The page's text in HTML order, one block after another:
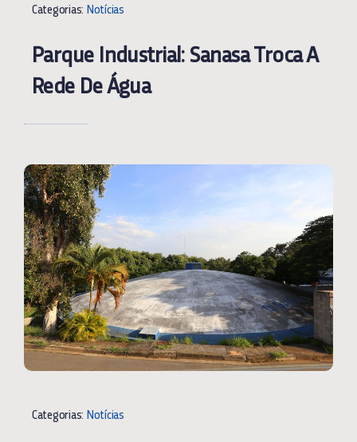
Categorias: Notícias
Parque Industrial: Sanasa Troca A
Rede De Água
Categorias: Notícias